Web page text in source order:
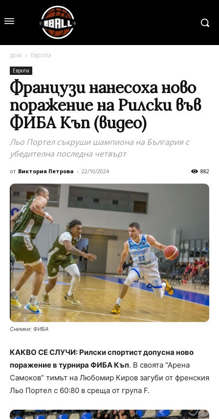
дом Европа
Европа
Французи нанесоха ново
поражение на Рилски във
ФИБА Къп (видео)
Льо Портел съкруши шампиона на България с
убедителна последна четвърт
от Виктория Петрова - 22/10/2024 882
Снимки: ФИБА
КАКВО СЕ СЛУЧИ: Рилски спортист допусна ново
поражение в турнира ФИБА Къп. В своята “Арена
Самоков” тимът на Любомир Киров загуби от френския
Льо Портел с 60:80 в среща от група F.